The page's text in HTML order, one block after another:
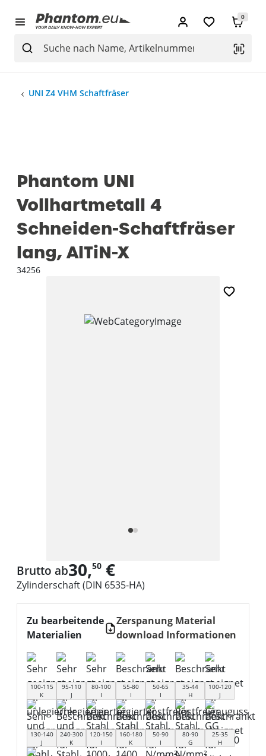
0
UNI Z4 VHM Schaftfräser
Phantom UNI
Vollhartmetall 4
Schneiden-Schaftfräser
lang, AlTiN-X
34256
Brutto ab30,50 €
Zylinderschaft (DIN 6535-HA)
Zu bearbeitende
Materialien
Zerspanung Material
download Informationen
100-115
K
95-110
J
80-100
I
55-80
I
50-65
I
35-44
H
100-120
J
130-140
J
240-300
K
120-150
I
160-180
K
50-90
I
80-90
G
25-35
H